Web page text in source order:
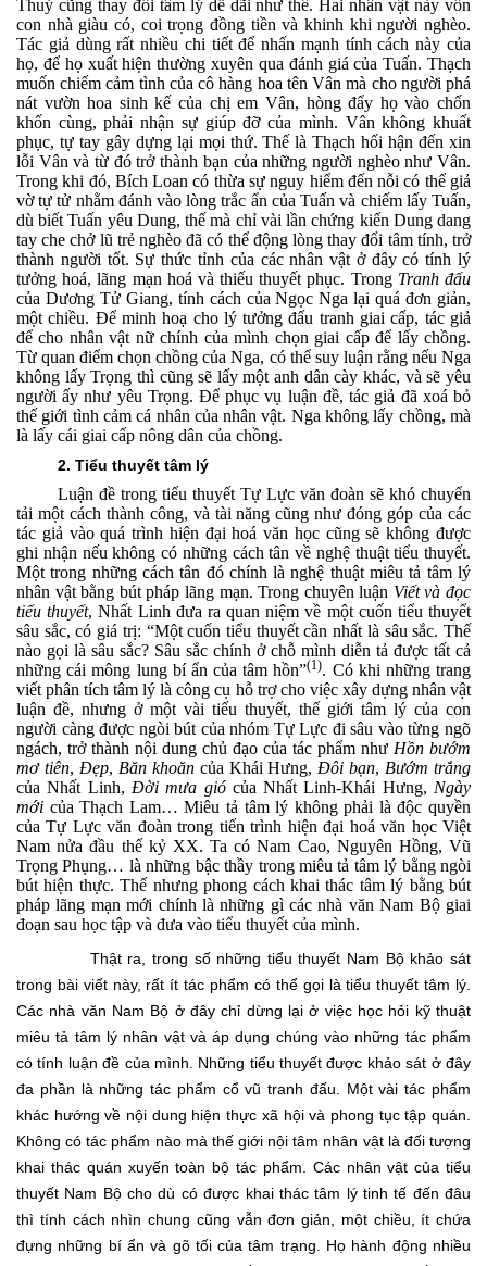
Thuỷ cũng thay đổi tâm lý dễ dãi như thế. Hai nhân vật này vốn
con nhà giàu có, coi trọng đồng tiền và khinh khi người nghèo.
Tác giả dùng rất nhiều chi tiết để nhấn mạnh tính cách này của
họ, để họ xuất hiện thường xuyên qua đánh giá của Tuấn. Thạch
muốn chiếm cảm tình của cô hàng hoa tên Vân mà cho người phá
nát vườn hoa sinh kế của chị em Vân, hòng đẩy họ vào chốn
khốn cùng, phải nhận sự giúp đỡ của mình. Vân không khuất
phục, tự tay gây dựng lại mọi thứ. Thế là Thạch hối hận đến xin
lỗi Vân và từ đó trở thành bạn của những người nghèo như Vân.
Trong khi đó, Bích Loan có thừa sự nguy hiểm đến nỗi có thể giả
vờ tự tử nhằm đánh vào lòng trắc ẩn của Tuấn và chiếm lấy Tuấn,
dù biết Tuấn yêu Dung, thế mà chỉ vài lần chứng kiến Dung dang
tay che chở lũ trẻ nghèo đã có thể động lòng thay đổi tâm tính, trở
thành người tốt. Sự thức tỉnh của các nhân vật ở đây có tính lý
tưởng hoá, lãng mạn hoá và thiếu thuyết phục. Trong Tranh đấu
của Dương Tử Giang, tính cách của Ngọc Nga lại quá đơn giản,
một chiều. Để minh hoạ cho lý tưởng đấu tranh giai cấp, tác giả
để cho nhân vật nữ chính của mình chọn giai cấp để lấy chồng.
Từ quan điểm chọn chồng của Nga, có thể suy luận rằng nếu Nga
không lấy Trọng thì cũng sẽ lấy một anh dân cày khác, và sẽ yêu
người ấy như yêu Trọng. Để phục vụ luận đề, tác giả đã xoá bỏ
thế giới tình cảm cá nhân của nhân vật. Nga không lấy chồng, mà
là lấy cái giai cấp nông dân của chồng.
2. Tiểu thuyết tâm lý
Luận đề trong tiểu thuyết Tự Lực văn đoàn sẽ khó chuyển
tải một cách thành công, và tài năng cũng như đóng góp của các
tác giả vào quá trình hiện đại hoá văn học cũng sẽ không được
ghi nhận nếu không có những cách tân về nghệ thuật tiểu thuyết.
Một trong những cách tân đó chính là nghệ thuật miêu tả tâm lý
nhân vật bằng bút pháp lãng mạn. Trong chuyên luận Viết và đọc
tiểu thuyết, Nhất Linh đưa ra quan niệm về một cuốn tiểu thuyết
sâu sắc, có giá trị: “Một cuốn tiểu thuyết cần nhất là sâu sắc. Thế
nào gọi là sâu sắc? Sâu sắc chính ở chỗ mình diễn tả được tất cả
những cái mông lung bí ẩn của tâm hồn”(1). Có khi những trang
viết phân tích tâm lý là công cụ hỗ trợ cho việc xây dựng nhân vật
luận đề, nhưng ở một vài tiểu thuyết, thế giới tâm lý của con
người càng được ngòi bút của nhóm Tự Lực đi sâu vào từng ngõ
ngách, trở thành nội dung chủ đạo của tác phẩm như Hồn bướm
mơ tiên, Đẹp, Băn khoăncủa Khái Hưng,Đôi bạn, Bướm trắng
của Nhất Linh, Đời mưa giócủa Nhất Linh-Khái Hưng, Ngày
mới của Thạch Lam… Miêu tả tâm lý không phải là độc quyền
của Tự Lực văn đoàn trong tiến trình hiện đại hoá văn học Việt
Nam nửa đầu thế kỷ XX. Ta có Nam Cao, Nguyên Hồng, Vũ
Trọng Phụng… là những bậc thầy trong miêu tả tâm lý bằng ngòi
bút hiện thực. Thế nhưng phong cách khai thác tâm lý bằng bút
pháp lãng mạn mới chính là những gì các nhà văn Nam Bộ giai
đoạn sau học tập và đưa vào tiểu thuyết của mình.
Thật ra, trong số những tiểu thuyết Nam Bộ khảo sát
trong bài viết này, rất ít tác phẩm có thể gọi là tiểu thuyết tâm lý.
Các nhà văn Nam Bộ ở đây chỉ dừng lại ở việc học hỏi kỹ thuật
miêu tả tâm lý nhân vật và áp dụng chúng vào những tác phẩm
có tính luận đề của mình. Những tiểu thuyết được khảo sát ở đây
đa phần là những tác phẩm cổ vũ tranh đấu. Một vài tác phẩm
khác hướng về nội dung hiện thực xã hội và phong tục tập quán.
Không có tác phẩm nào mà thế giới nội tâm nhân vật là đối tượng
khai thác quán xuyến toàn bộ tác phẩm. Các nhân vật của tiểu
thuyết Nam Bộ cho dù có được khai thác tâm lý tinh tế đến đâu
thì tính cách nhìn chung cũng vẫn đơn giản, một chiều, ít chứa
đựng những bí ẩn và gõ tối của tâm trạng. Họ hành động nhiều